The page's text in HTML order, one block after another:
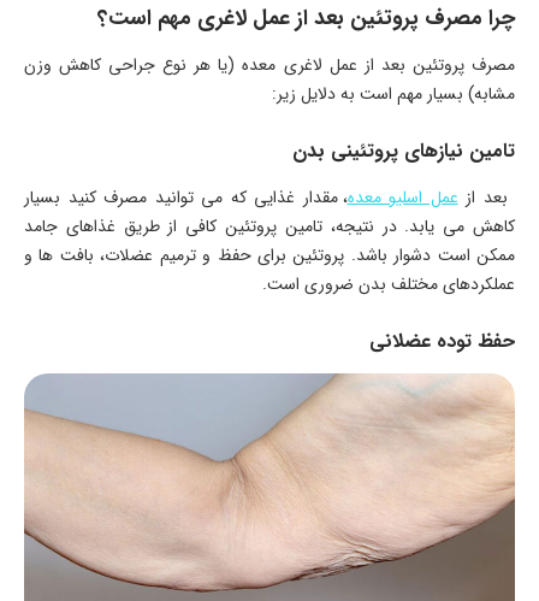
چرا مصرف پروتئین بعد از عمل لاغری مهم است؟
مصرف پروتئین بعد از عمل لاغری معده (یا هر نوع جراحی کاهش وزن
مشابه) بسیار مهم است به دلایل زیر:
تامین نیازهای پروتئینی بدن
بعد ازعمل اسلیو معده، مقدار غذایی که می ‌توانید مصرف کنید بسیار
کاهش می ‌یابد. در نتیجه، تامین پروتئین کافی از طریق غذاهای جامد
ممکن است دشوار باشد. پروتئین برای حفظ و ترمیم عضلات، بافت‌ ها و
عملکردهای مختلف بدن ضروری است.
حفظ توده عضلانی